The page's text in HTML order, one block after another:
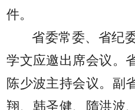
件。
省委常委、省纪
学文应邀出席会议。
陈少波主持会议。副
翔、韩圣健、隋洪波